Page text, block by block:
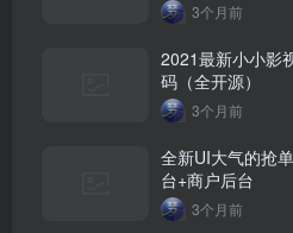
3个月前
2021最新小小影
码（全开源）
3个月前
全新UI大气的抢
台+商户后台
3个月前